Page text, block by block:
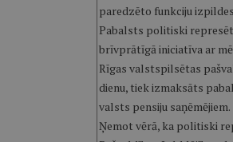
paredzēto funkciju
Pabalsts politiski
brīvprātīgā iniciatīva ar
Rīgas valstspilsētas
dienu, tiek izmaksāts
valsts pensiju saņēmējiem.
Ņemot vērā, ka politiski